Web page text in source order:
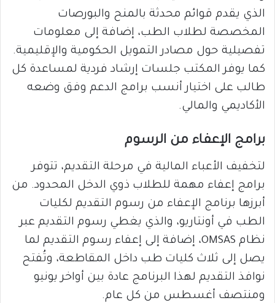
الذي يقدم قوائم محدثة بالمنح والبورصات
المخصصة لطلاب الطب، إضافة إلى معلومات
تفصيلية حول مصادر التمويل الحكومية والإقليمية.
كما يوفر المكتب جلسات إرشاد فردية لمساعدة كل
طالب على اختيار أنسب برامج الدعم وفق وضعه
الأكاديمي والمالي.
برامج الإعفاء من الرسوم
لتخفيف الأعباء المالية في مرحلة التقديم، تتوفر
برامج إعفاء مهمة للطلاب ذوي الدخل المحدود. من
أبرزها برنامج الإعفاء من رسوم التقديم لكليات
الطب في أونتاريو، والذي يغطي رسوم التقديم عبر
نظام OMSAS، إضافة إلى إعفاء رسوم التقديم لما
يصل إلى ثلاث كليات طب داخل المقاطعة، وتُفتح
نوافذ التقديم لهذا البرنامج عادة بين أواخر يونيو
ومنتصف أغسطس من كل عام.